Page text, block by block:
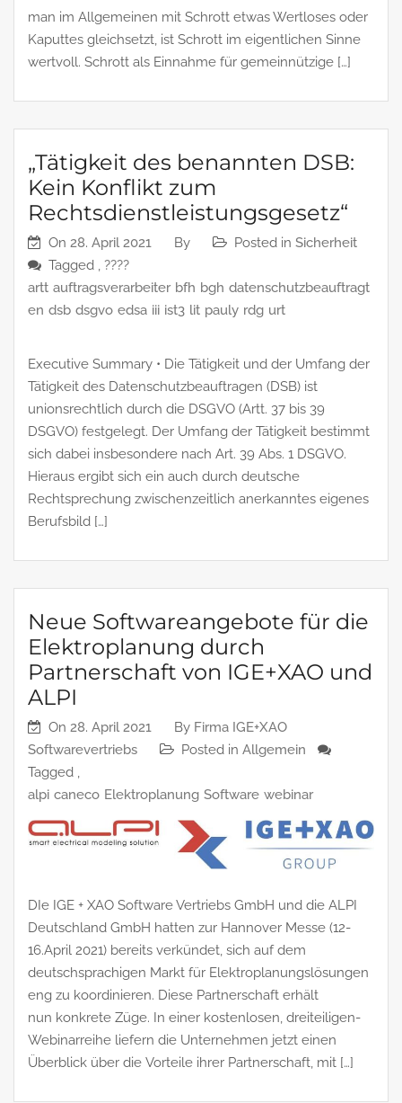
man im Allgemeinen mit Schrott etwas Wertloses oder
Kaputtes gleichsetzt, ist Schrott im eigentlichen Sinne
wertvoll. Schrott als Einnahme für gemeinnützige […]
„Tätigkeit des benannten DSB:
Kein Konflikt zum
Rechtsdienstleistungsgesetz“
On 28. April 2021 By Posted in Sicherheit
Tagged , ????
artt auftragsverarbeiter bfh bgh datenschutzbeauftragt
en dsb dsgvo edsa iii ist3 lit pauly rdg urt
Executive Summary • Die Tätigkeit und der Umfang der
Tätigkeit des Datenschutzbeauftragen (DSB) ist
unionsrechtlich durch die DSGVO (Artt. 37 bis 39
DSGVO) festgelegt. Der Umfang der Tätigkeit bestimmt
sich dabei insbesondere nach Art. 39 Abs. 1 DSGVO.
Hieraus ergibt sich ein auch durch deutsche
Rechtsprechung zwischenzeitlich anerkanntes eigenes
Berufsbild […]
Neue Softwareangebote für die
Elektroplanung durch
Partnerschaft von IGE+XAO und
ALPI
On 28. April 2021 By Firma IGE+XAO
Softwarevertriebs
Posted in Allgemein
Tagged ,
alpi caneco Elektroplanung Software webinar
DIe IGE + XAO Software Vertriebs GmbH und die ALPI
Deutschland GmbH hatten zur Hannover Messe (12-
16.April 2021) bereits verkündet, sich auf dem
deutschsprachigen Markt für Elektroplanungslösungen
eng zu koordinieren. Diese Partnerschaft erhält
nun konkrete Züge. In einer kostenlosen, dreiteiligen-
Webinarreihe liefern die Unternehmen jetzt einen
Überblick über die Vorteile ihrer Partnerschaft, mit […]